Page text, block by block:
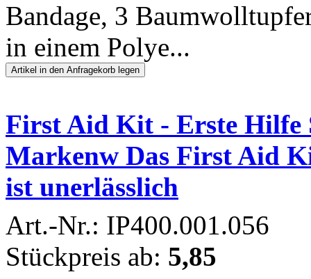
Bandage, 3
in einem Polye...
First Aid Kit - Erste Hilfe
Markenw Das First Aid
ist unerlässlich
Art.-Nr.: IP400.001.056
Stückpreis ab: 5,85